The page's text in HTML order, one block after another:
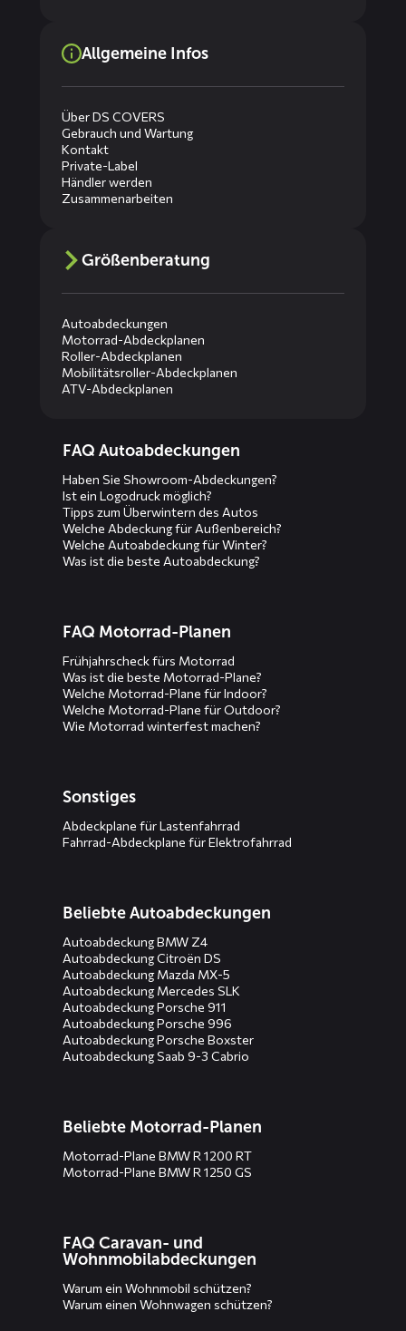
Allgemeine Infos
Über DS COVERS
Gebrauch und Wartung
Kontakt
Private-Label
Händler werden
Zusammenarbeiten
Größenberatung
Autoabdeckungen
Motorrad-Abdeckplanen
Roller-Abdeckplanen
Mobilitätsroller-Abdeckplanen
ATV-Abdeckplanen
menusFAQ Autoabdeckungen
Haben Sie Showroom-Abdeckungen?
Ist ein Logodruck möglich?
Tipps zum Überwintern des Autos
Welche Abdeckung für Außenbereich?
Welche Autoabdeckung für Winter?
Was ist die beste Autoabdeckung?
FAQ Motorrad-Planen
Frühjahrscheck fürs Motorrad
Was ist die beste Motorrad-Plane?
Welche Motorrad-Plane für Indoor?
Welche Motorrad-Plane für Outdoor?
Wie Motorrad winterfest machen?
Sonstiges
Abdeckplane für Lastenfahrrad
Fahrrad-Abdeckplane für Elektrofahrrad
Beliebte Autoabdeckungen
Autoabdeckung BMW Z4
Autoabdeckung Citroën DS
Autoabdeckung Mazda MX-5
Autoabdeckung Mercedes SLK
Autoabdeckung Porsche 911
Autoabdeckung Porsche 996
Autoabdeckung Porsche Boxster
Autoabdeckung Saab 9-3 Cabrio
Beliebte Motorrad-Planen
Motorrad-Plane BMW R 1200 RT
Motorrad-Plane BMW R 1250 GS
FAQ Caravan- und
Wohnmobilabdeckungen
Warum ein Wohnmobil schützen?
Warum einen Wohnwagen schützen?